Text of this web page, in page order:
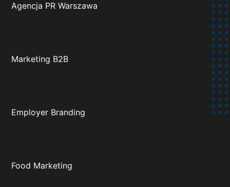
Agencja PR Warszawa
Marketing B2B
Employer Branding
Food Marketing